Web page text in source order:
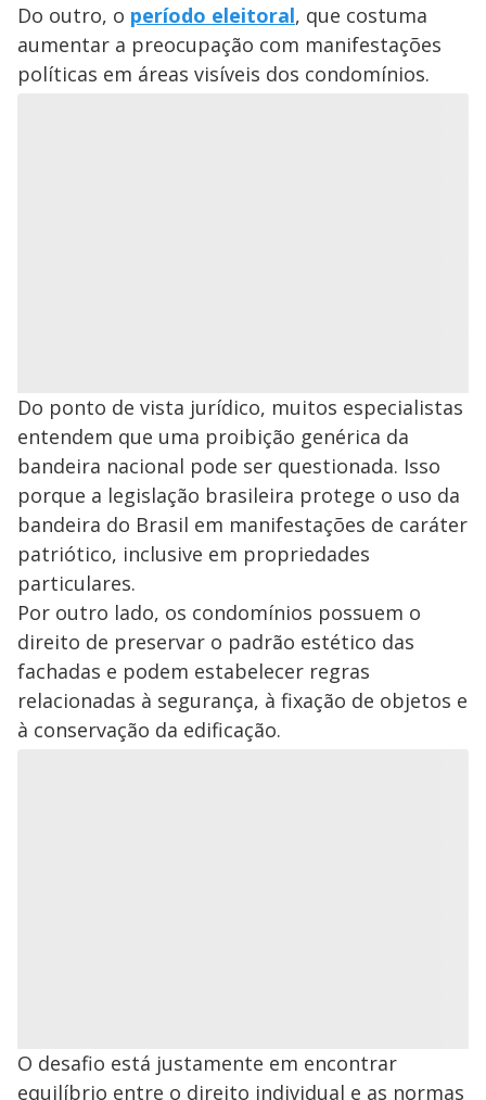
Do outro, o período eleitoral, que costuma
aumentar a preocupação com manifestações
políticas em áreas visíveis dos condomínios.
Do ponto de vista jurídico, muitos especialistas
entendem que uma proibição genérica da
bandeira nacional pode ser questionada. Isso
porque a legislação brasileira protege o uso da
bandeira do Brasil em manifestações de caráter
patriótico, inclusive em propriedades
particulares.
Por outro lado, os condomínios possuem o
direito de preservar o padrão estético das
fachadas e podem estabelecer regras
relacionadas à segurança, à fixação de objetos e
à conservação da edificação.
O desafio está justamente em encontrar
equilíbrio entre o direito individual e as normas